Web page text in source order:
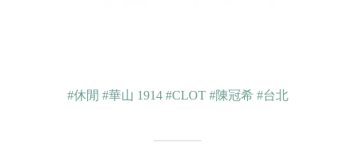
#休閒 #華山 1914 #CLOT #陳冠希 #台北